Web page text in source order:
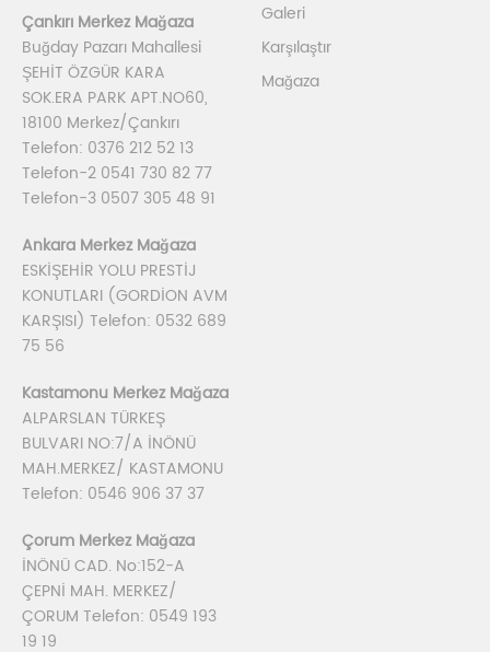
Çankırı Merkez Mağaza
Buğday Pazarı Mahallesi
ŞEHİT ÖZGÜR KARA
SOK.ERA PARK APT.NO60,
18100 Merkez/Çankırı
Telefon: 0376 212 52 13
Telefon-2 0541 730 82 77
Telefon-3 0507 305 48 91
Ankara Merkez Mağaza
ESKİŞEHİR YOLU PRESTİJ
KONUTLARI (GORDİON AVM
KARŞISI) Telefon: 0532 689
75 56
Kastamonu Merkez Mağaza
ALPARSLAN TÜRKEŞ
BULVARI NO:7/A İNÖNÜ
MAH.MERKEZ/ KASTAMONU
Telefon: 0546 906 37 37
Çorum Merkez Mağaza
İNÖNÜ CAD. No:152-A
ÇEPNİ MAH. MERKEZ/
ÇORUM Telefon: 0549 193
19 19
Galeri
Karşılaştır
Mağaza